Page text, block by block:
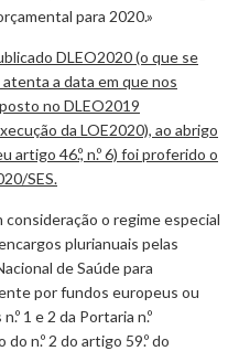
para 2020.»
DLEO2020 (o que se
a data em que nos
no DLEO2019
da LOE2020), ao abrigo
46.º, n.º 6) foi proferido o
SES.
consideração o regime especial
plurianuais pelas
de Saúde para
por fundos europeus ou
1 e 2 da Portaria n.º
n.º 2 do artigo 59.º do